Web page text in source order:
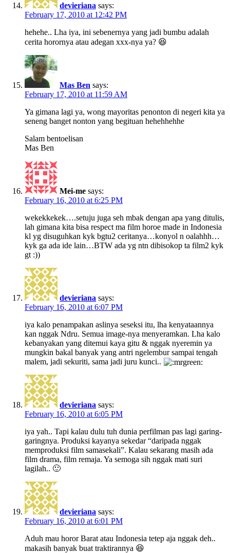
devieriana says:
February 17, 2010 at 12:42 PM
hehehe.. Lha iya, ini sebenernya yang jadi bumbu adalah
cerita horornya atau adegan xxx-nya ya? 😆
Mas Ben says:
February 17, 2010 at 11:59 AM
Ya gimana lagi ya, wong mayoritas penonton di negeri kita ya
seneng banget nonton yang begituan hehehhehhe
Salam bentoelisan
Mas Ben
Mei-me says:
February 16, 2010 at 6:25 PM
wekekkekek….setuju juga seh mbak dengan apa yang ditulis,
lah gimana kita bisa respect ma film horoe made in Indonesia
kl yg disuguhkan kyk bgtu2 ceritanya…konyol n oalahhh…
kyk ga ada ide lain…BTW ada yg ntn dibisokop ta film2 kyk
gt :))
devieriana says:
February 16, 2010 at 6:07 PM
iya kalo penampakan aslinya seseksi itu, lha kenyataannya
kan nggak Ndru. Semua image-nya menyeramkan. Lha kalo
kebanyakan yang ditemui kaya gitu & nggak nyeremin ya
mungkin bakal banyak yang antri ngelembur sampai tengah
malem, jadi sekuriti, sama jadi juru kunci..
devieriana says:
February 16, 2010 at 6:05 PM
iya yah.. Tapi kalau dulu tuh dunia perfilman pas lagi garing-
garingnya. Produksi kayanya sekedar “daripada nggak
memproduksi film samasekali”. Kalau sekarang masih ada
film drama, film remaja. Ya semoga sih nggak mati suri
lagilah.. 🙂
devieriana says:
February 16, 2010 at 6:01 PM
Aduh mau horor Barat atau Indonesia tetep aja nggak deh..
makasih banyak buat traktirannya 😆